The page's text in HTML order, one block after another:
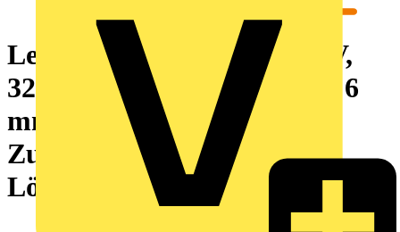
Leiterplattenklemme, 320 V,
32.5 A, Raster in mm: 5.08, 6
mm², Polzahl: 12,
Zugbügelanschluss, THT-
Lötanschluss, 90°, Box